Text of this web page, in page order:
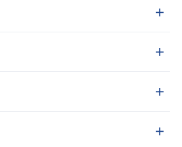
＋
＋
＋
＋